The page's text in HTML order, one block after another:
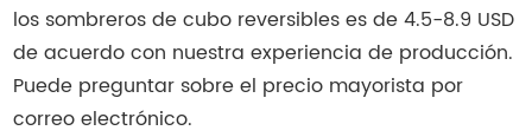
los sombreros de cubo reversibles es de 4.5-8.9 USD
de acuerdo con nuestra experiencia de producción.
Puede preguntar sobre el precio mayorista por
correo electrónico.